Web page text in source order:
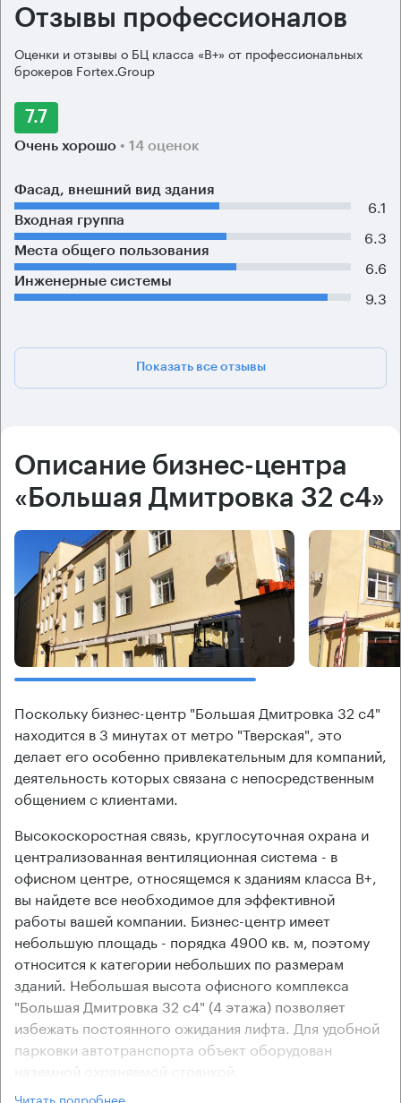
Отзывы профессионалов
Оценки и отзывы о БЦ класса «B+» от профессиональных
брокеров Fortex.Group
7.7
Очень хорошо • 14 оценок
Фасад, внешний вид здания
6.1
Входная группа
6.3
Места общего пользования
6.6
Инженерные системы
9.3
Показать все отзывы
Описание бизнес-центра
«Большая Дмитровка 32 с4»
Поскольку бизнес-центр "Большая Дмитровка 32 с4"
находится в 3 минутах от метро "Тверская", это
делает его особенно привлекательным для компаний,
деятельность которых связана с непосредственным
общением с клиентами.
Высокоскоростная связь, круглосуточная охрана и
централизованная вентиляционная система - в
офисном центре, относящемся к зданиям класса В+,
вы найдете все необходимое для эффективной
работы вашей компании. Бизнес-центр имеет
небольшую площадь - порядка 4900 кв. м, поэтому
относится к категории небольших по размерам
зданий. Небольшая высота офисного комплекса
"Большая Дмитровка 32 с4" (4 этажа) позволяет
избежать постоянного ожидания лифта. Для удобной
парковки автотранспорта объект оборудован
наземной охраняемой стоянкой.
Арендаторам делового комплекса предоставляются
Читать подробнее